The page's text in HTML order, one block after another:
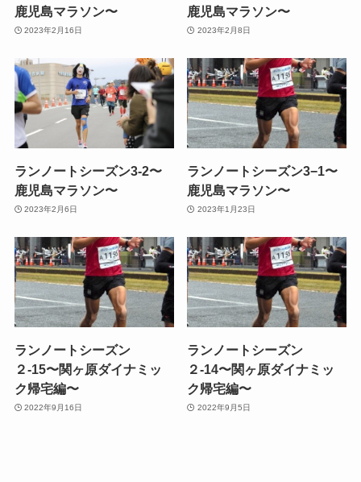
鹿児島マラソン〜
2023年2月16日
鹿児島マラソン〜
2023年2月8日
ランノートシーズン3-2〜
鹿児島マラソン〜
2023年2月6日
ランノートシーズン3−1〜
鹿児島マラソン〜
2023年1月23日
ランノートシーズン
２-15〜関ヶ原ダイナミッ
ク帰宅編〜
2022年9月16日
ランノートシーズン
２-14〜関ヶ原ダイナミッ
ク帰宅編〜
2022年9月5日